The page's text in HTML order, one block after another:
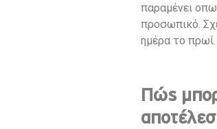
παραμένει
προσωπικό.
ημέρα το πρωί.
Πώς